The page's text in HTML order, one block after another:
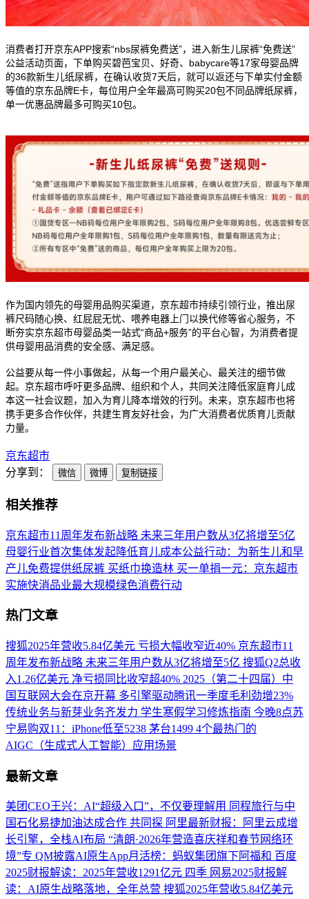
消费者打开京东APP搜索“nbs尿裤免费送”，进入新生儿尿裤“免费送”
公益活动页面，下单购买碧芭宝贝、好奇、babycare等17家母婴品牌
的36款新生儿纸尿裤，在确认收货7天后，就可以返还与下单实付金额
等值的京东品牌E卡，每位用户全年最高可购买20包不同品牌纸尿裤，
单一优惠品牌最多可购买10包。
作为国内领先的母婴用品购买渠道，京东超市持续引领行业，推出尿
裤尺码随心换、红屁屁无忧、喂养电器上门以换代修等省心服务，不
断夯实京东超市母婴品类一站式“商品+服务”的平台心智，为消费者提
供母婴用品消费的安全感、满足感。
公益要从每一件小事做起，从每一个用户最关心、最关注的细节做
起。京东超市呼吁更多品牌、组织和个人，共同关注降低家庭育儿成
本这一社会议题，加入为育儿降本增效的行列。未来，京东超市也将
携手更多合作伙伴，共建生育友好社会，为广大消费者优质育儿贡献
力量。
京东超市
分享到：
微信 微博 复制链接
相关推荐
京东超市11周年发布新战略 未来三年用户数从3亿将增至5亿
母婴行业首次集体发起降低育儿成本公益行动：为新生儿和早
产儿免费提供纸尿裤 买纸巾换造林 买一单捐一元：京东超市
实施快消品业最大规模绿色消费行动
热门文章
搜狐2025年营收5.84亿美元 亏损大幅收窄近40% 京东超市11
周年发布新战略 未来三年用户数从3亿将增至5亿 搜狐Q2总收
入1.26亿美元 净亏损同比收窄超40% 2025（第二十四届）中
国互联网大会在京开幕 多引擎驱动腾讯一季度毛利劲增23%
传统业务与新芽业务齐发力 学生寒假学习修炼指南 今晚8点苏
宁易购双11：iPhone低至5238 茅台1499 4个最热门的
AIGC（生成式人工智能）应用场景
最新文章
美团CEO王兴：AI“超级入口”，不仅要理解用 同程旅行与中
国石化易捷加油达成合作 共同探 阿里最新财报：阿里云成增
长引擎，全栈AI布局 “清朗·2026年营造喜庆祥和春节网络环
境”专 QM披露AI原生App月活榜：蚂蚁集团旗下阿福和 百度
2025财报解读：2025年营收1291亿元 四季 网易2025财报解
读：AI原生战略落地，全年总营 搜狐2025年营收5.84亿美元